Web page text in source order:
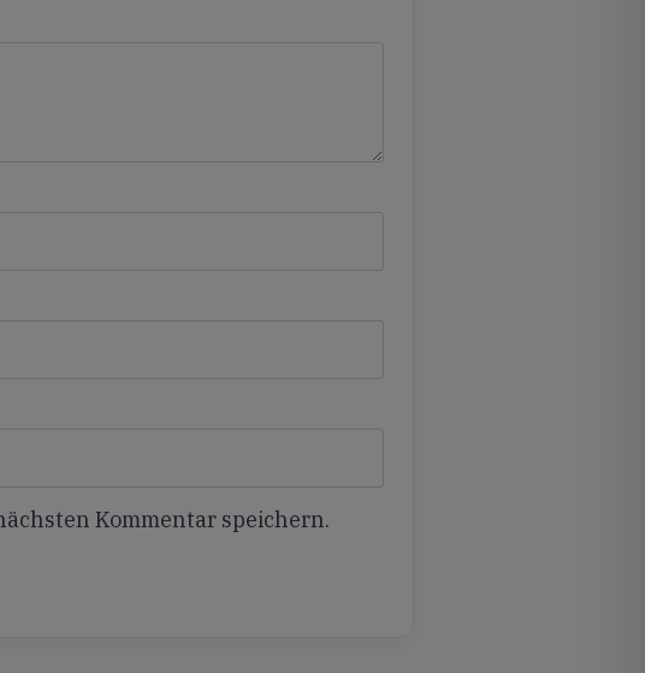
Kommentar speichern.